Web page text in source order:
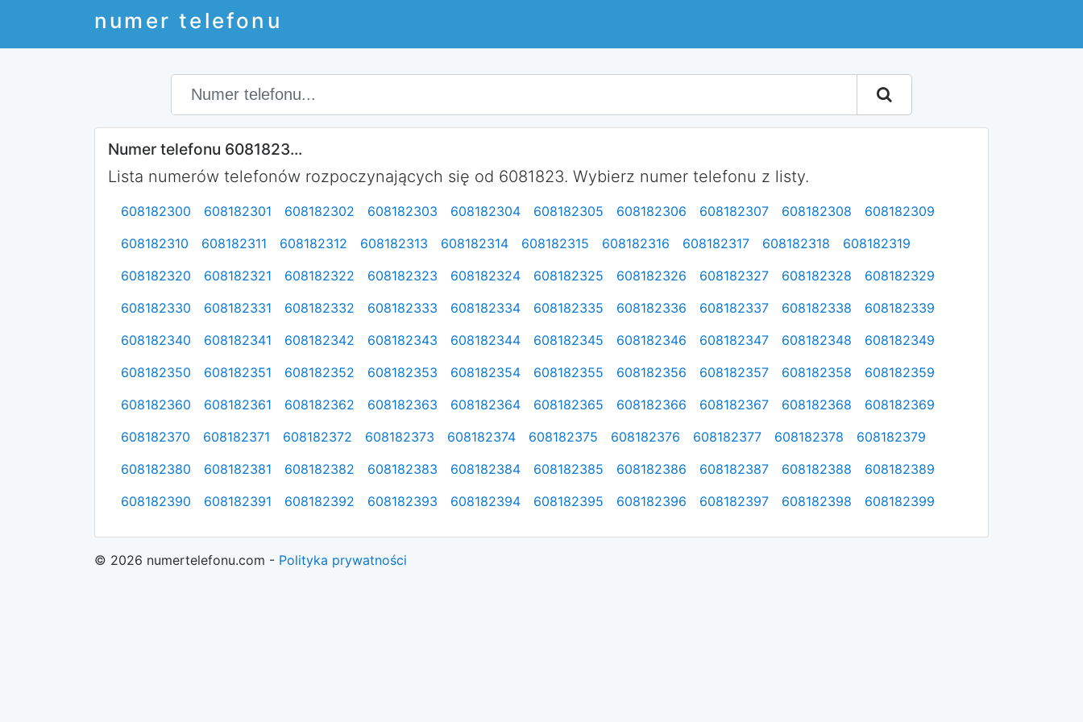
numer telefonu
Numer telefonu 6081823...
Lista numerów telefonów rozpoczynających się od 6081823. Wybierz numer telefonu z listy.
608182300 608182301 608182302 608182303 608182304 608182305 608182306 608182307 608182308
608182309
608182310
608182311 608182312 608182313 608182314 608182315 608182316 608182317 608182318
608182319
608182320
608182321 608182322 608182323 608182324 608182325 608182326 608182327 608182328
608182329
608182330
608182331 608182332 608182333 608182334 608182335 608182336 608182337 608182338
608182339
608182340
608182341 608182342 608182343 608182344 608182345 608182346 608182347 608182348
608182349
608182350
608182351 608182352 608182353 608182354 608182355 608182356 608182357 608182358
608182359
608182360
608182361 608182362 608182363 608182364 608182365 608182366 608182367 608182368
608182369
608182370
608182371 608182372 608182373 608182374 608182375 608182376 608182377 608182378
608182379
608182380
608182381 608182382 608182383 608182384 608182385 608182386 608182387 608182388
608182389
608182390
608182391 608182392 608182393 608182394 608182395 608182396 608182397 608182398 608182399
© 2026 numertelefonu.com - Polityka prywatności